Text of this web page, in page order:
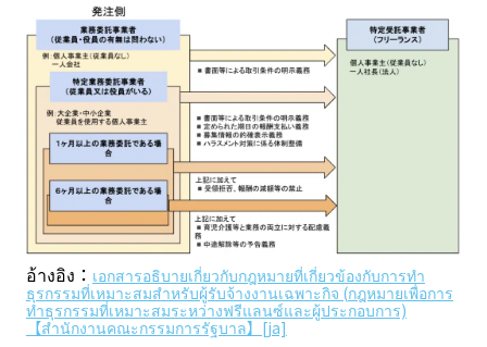
อ้างอิง： เอกสารอธิบายเกี่ยวกับกฎหมายที่เกี่ยวข้องกับการทำ
ธุรกรรมที่เหมาะสมสำหรับผู้รับจ้างงานเฉพาะกิจ (กฎหมายเพื่อการ
ทำธุรกรรมที่เหมาะสมระหว่างฟรีแลนซ์และผู้ประกอบการ)
【สำนักงานคณะกรรมการรัฐบาล】[ja]